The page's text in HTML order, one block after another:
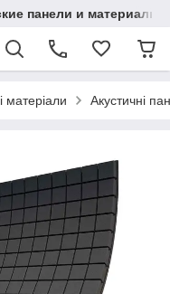
панели и
матеріали Акустичні